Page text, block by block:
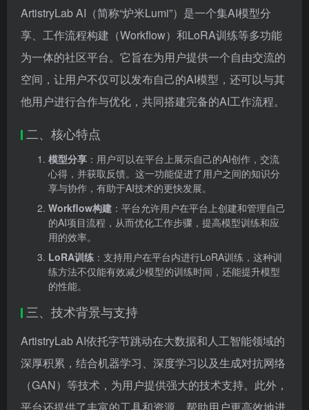
ArtistryLab AI（简称“炉米Lumi”）是一个集AI模型分
享、工作流程构建（Workflow）和LoRA训练等多功能
为一体的社区平台。它旨在为用户提供一个自由交流的
空间，让用户不仅可以发布自己的AI模型，还可以与其
他用户进行合作与优化，共同搭建完备的AI工作流程。
二、核心特点
模型分享 ：用户可以在平台上展示自己的AI创作，交流
心得，并获取反馈。这一功能促进了用户之间的知识分
享与协作，有助于AI技术的更快发展。
Workflow构建 ：平台允许用户在平台上创建和管理自己
的AI项目流程，从而优化工作步骤，提高模型训练和应
用的效率。
LoRA训练 ：支持用户在平台内进行LoRA训练，这种训
练方法不仅能有效减少模型的训练时间，还能提升模型
的性能。
三、技术背景与支持
ArtistryLab AI依托字节跳动在大数据和人工智能领域的
深厚积累，结合机器学习、深度学习以及生成对抗网络
（GAN）等技术，为用户提供强大的技术支持。此外，